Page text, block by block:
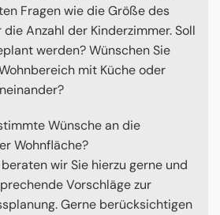
Fragen wie die Größe des
Anzahl der Kinderzimmer. Soll
werden? Wünschen Sie
mit Küche oder
Wünsche an die
Wohnfläche?
wir Sie hierzu gerne und
Vorschläge zur
Gerne berücksichtigen